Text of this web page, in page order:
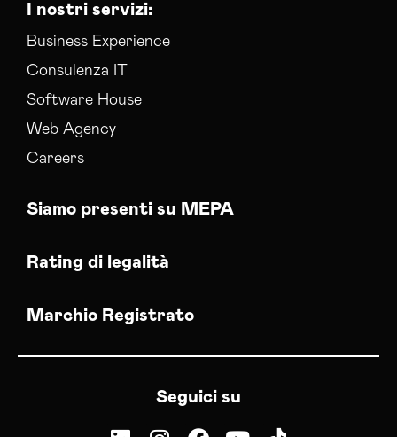
I nostri servizi:
Business Experience
Consulenza IT
Software House
Web Agency
Careers
Siamo presenti su MEPA
Rating di legalità
Marchio Registrato
Seguici su